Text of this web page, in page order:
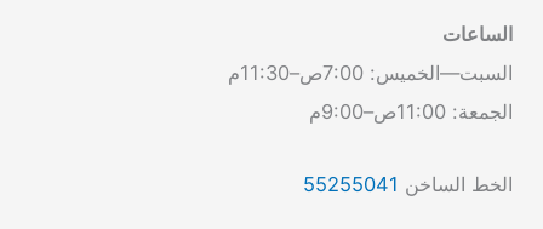
الساعات
السبت—الخميس: 7:00ص–11:30م
الجمعة: 11:00ص–9:00م
الخط الساخن 55255041